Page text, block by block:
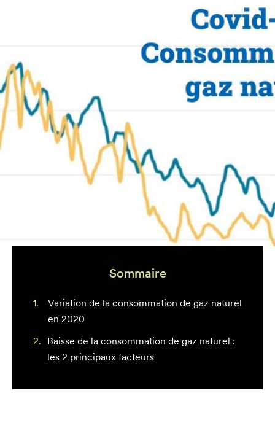
Sommaire
Variation de la consommation de gaz naturel
en 2020
Baisse de la consommation de gaz naturel :
les 2 principaux facteurs